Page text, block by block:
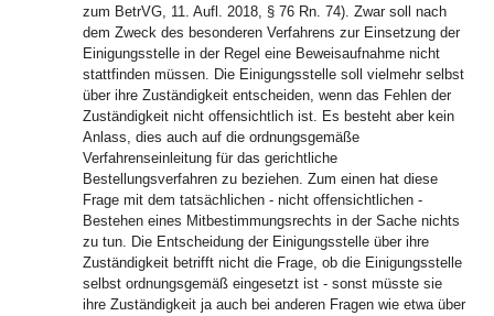
zum BetrVG, 11. Aufl. 2018, § 76 Rn. 74). Zwar soll nach
dem Zweck des besonderen Verfahrens zur Einsetzung der
Einigungsstelle in der Regel eine Beweisaufnahme nicht
stattfinden müssen. Die Einigungsstelle soll vielmehr selbst
über ihre Zuständigkeit entscheiden, wenn das Fehlen der
Zuständigkeit nicht offensichtlich ist. Es besteht aber kein
Anlass, dies auch auf die ordnungsgemäße
Verfahrenseinleitung für das gerichtliche
Bestellungsverfahren zu beziehen. Zum einen hat diese
Frage mit dem tatsächlichen - nicht offensichtlichen -
Bestehen eines Mitbestimmungsrechts in der Sache nichts
zu tun. Die Entscheidung der Einigungsstelle über ihre
Zuständigkeit betrifft nicht die Frage, ob die Einigungsstelle
selbst ordnungsgemäß eingesetzt ist - sonst müsste sie
ihre Zuständigkeit ja auch bei anderen Fragen wie etwa über